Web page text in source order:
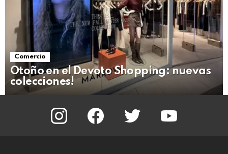
Comercio
Otoño en el Devoto Shopping: nuevas
colecciones!
instagram facebook twitter